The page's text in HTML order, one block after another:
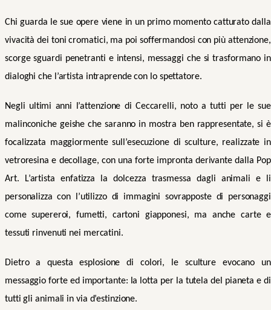
Chi guarda le sue opere viene in un primo momento catturato dalla
vivacità dei toni cromatici, ma poi soffermandosi con più attenzione,
scorge sguardi penetranti e intensi, messaggi che si trasformano in
dialoghi che l’artista intraprende con lo spettatore.
Negli ultimi anni l’attenzione di Ceccarelli, noto a tutti per le sue
malinconiche geishe che saranno in mostra ben rappresentate, si è
focalizzata maggiormente sull’esecuzione di sculture, realizzate in
vetroresina e decollage, con una forte impronta derivante dalla Pop
Art. L’artista enfatizza la dolcezza trasmessa dagli animali e li
personalizza con l’utilizzo di immagini sovrapposte di personaggi
come supereroi, fumetti, cartoni giapponesi, ma anche carte e
tessuti rinvenuti nei mercatini.
Dietro a questa esplosione di colori, le sculture evocano un
messaggio forte ed importante: la lotta per la tutela del pianeta e di
tutti gli animali in via d’estinzione.